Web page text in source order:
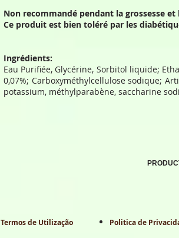
Non recommandé pendant la grossesse
Ce produit est bien toléré par les
Ingrédients:
Eau Purifiée, Glycérine, Sorbitol liquide;
0,07%; Carboxyméthylcellulose sodique;
potassium, méthylparabène, saccharine
Termos de Utilização Politica de